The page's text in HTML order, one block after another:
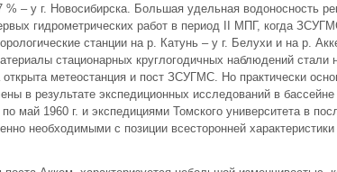
– у г. Новосибирска. Большая удельная водоносность
гидрометрических работ в период II МПГ, когда
станции на р. Катунь – у г. Белухи и на р.
стационарных круглогодичных наблюдений стали
метеостанция и пост ЗСУГМС. Но практически
в результате экспедиционных исследований в
май 1960 г. и экспедициями Томского университета в
необходимыми с позиции всесторонней